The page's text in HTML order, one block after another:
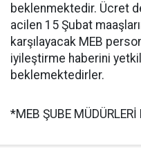
beklenmektedir. Ücret
acilen 15 Şubat
karşılayacak MEB
iyileştirme haberini
beklemektedirler.
*MEB ŞUBE